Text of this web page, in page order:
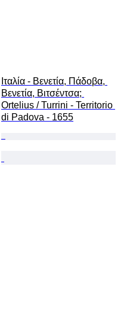
Ιταλία - Βενετία, Πάδοβα,
Βενετία, Βιτσέντσα;
Ortelius / Turrini - Territorio
di Padova - 1655